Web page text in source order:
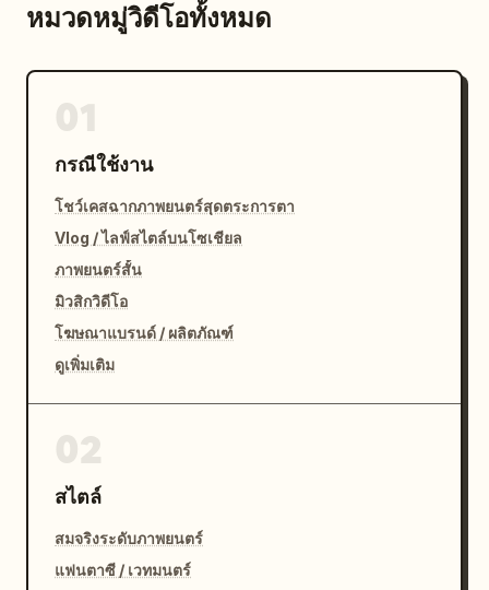
หมวดหมู่วิดีโอทั้งหมด
กรณีใช้งาน
โชว์เคสฉากภาพยนตร์สุดตระการตา
Vlog / ไลฟ์สไตล์บนโซเชียล
ภาพยนตร์สั้น
มิวสิกวิดีโอ
โฆษณาแบรนด์ / ผลิตภัณฑ์
ดูเพิ่มเติม
สไตล์
สมจริงระดับภาพยนตร์
แฟนตาซี / เวทมนตร์